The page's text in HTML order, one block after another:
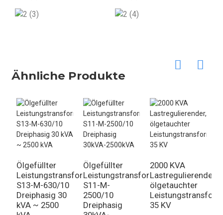
Ähnliche Produkte
Ölgefüllter
Leistungstransformator
S13-M-630/10
Dreiphasig 30
kVA ~ 2500
Ölgefüllter
Leistungstransformator
S11-M-
2500/10
Dreiphasig
2000 KVA
Lastregulierender,
ölgetauchter
35 KV